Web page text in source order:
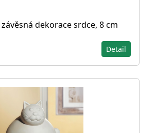
dekorace srdce, 8 cm
Detail